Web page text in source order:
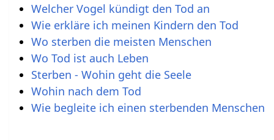
Welcher Vogel kündigt den Tod an
Wie erkläre ich meinen Kindern den Tod
Wo sterben die meisten Menschen
Wo Tod ist auch Leben
Sterben - Wohin geht die Seele
Wohin nach dem Tod
Wie begleite ich einen sterbenden Menschen